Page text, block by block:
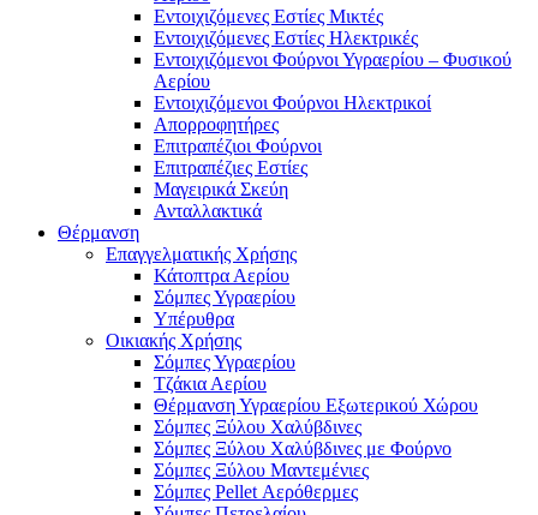
Εντοιχιζόμενες Εστίες Μικτές
Εντοιχιζόμενες Εστίες Ηλεκτρικές
Εντοιχιζόμενοι Φούρνοι Υγραερίου – Φυσικού
Αερίου
Εντοιχιζόμενοι Φούρνοι Ηλεκτρικοί
Απορροφητήρες
Επιτραπέζιοι Φούρνοι
Επιτραπέζιες Εστίες
Μαγειρικά Σκεύη
Ανταλλακτικά
Θέρμανση
Επαγγελματικής Χρήσης
Κάτοπτρα Αερίου
Σόμπες Υγραερίου
Υπέρυθρα
Οικιακής Χρήσης
Σόμπες Υγραερίου
Τζάκια Αερίου
Θέρμανση Υγραερίου Εξωτερικού Χώρου
Σόμπες Ξύλου Χαλύβδινες
Σόμπες Ξύλου Χαλύβδινες με Φούρνο
Σόμπες Ξύλου Μαντεμένιες
Σόμπες Pellet Αερόθερμες